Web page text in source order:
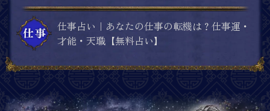
仕事占い｜あなたの仕事の転機は？仕事運・
才能・天職【無料占い】